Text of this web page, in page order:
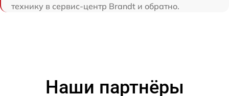
технику в сервис-центр Brandt и обратно.
Наши партнёры